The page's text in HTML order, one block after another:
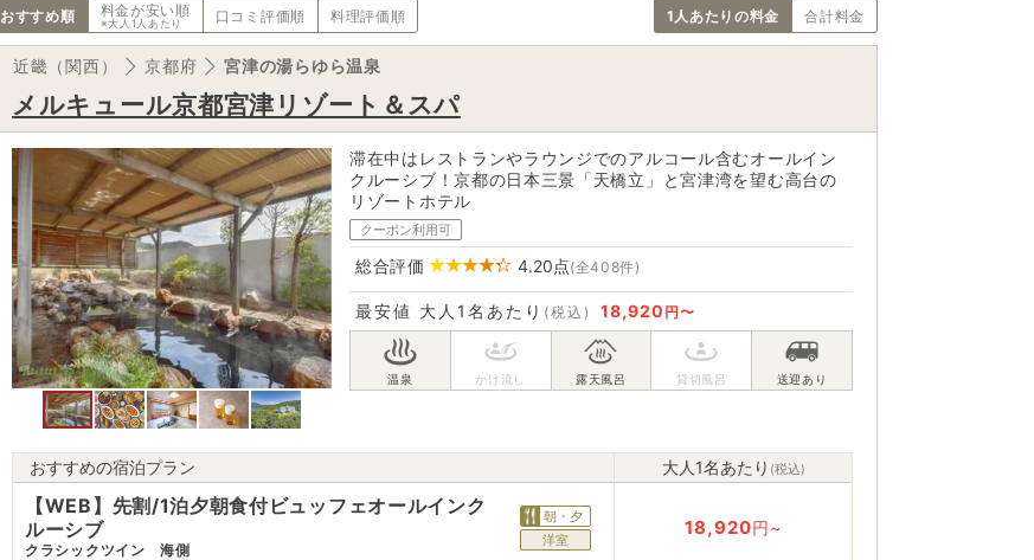
おすすめ順 料金が安い順
※大人1人あたり 口コミ評価順 料理評価順 1人あたりの料金 合計料金
近畿（関西） 京都府 宮津の湯らゆら温泉
メルキュール京都宮津リゾート＆スパ
滞在中はレストランやラウンジでのアルコール含むオールイン
クルーシブ！京都の日本三景「天橋立」と宮津湾を望む高台の
リゾートホテル
クーポン利用可
総合評価 4.20点(全408件)
最安値 大人1名あたり (税込) 18,920 円〜
おすすめの宿泊プラン 大人1名あたり (税込)
【WEB】先割/1泊夕朝食付ビュッフェオールインク
ルーシブ
クラシックツイン 海側
朝・夕
洋室
18,920円~